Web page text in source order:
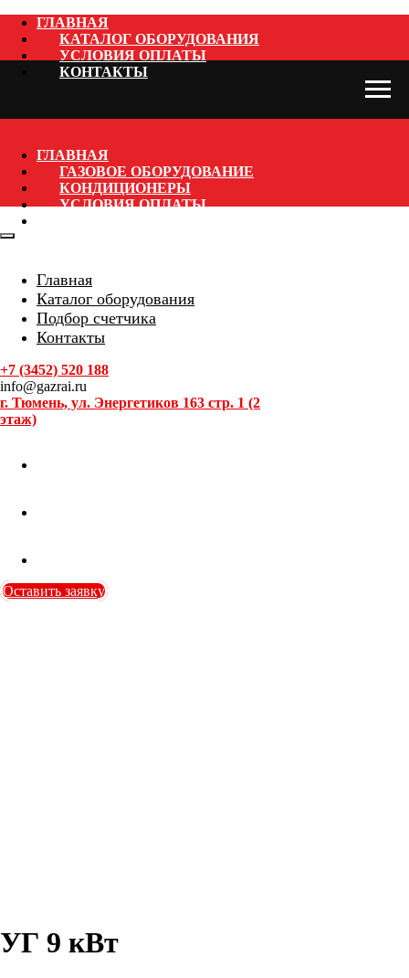
ГЛАВНАЯ
КАТАЛОГ ОБОРУДОВАНИЯ
УСЛОВИЯ ОПЛАТЫ
КОНТАКТЫ
ГЛАВНАЯ
ГАЗОВОЕ ОБОРУДОВАНИЕ
КОНДИЦИОНЕРЫ
УСЛОВИЯ ОПЛАТЫ
Главная
Каталог оборудования
Подбор счетчика
Контакты
+7 (3452) 520 188
info@gazrai.ru
г. Тюмень, ул. Энергетиков 163 стр. 1 (2
этаж)
Оставить заявку
УГ 9 кВт